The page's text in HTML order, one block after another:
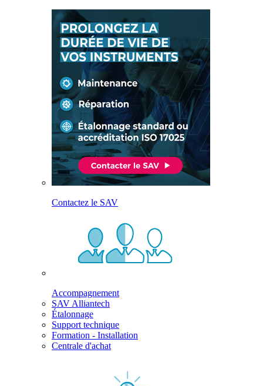
Contactez le SAV
Accompagnement
SAV Alliantech
Étalonnage
Support technique
Formation - Installation
Centrale d'achat